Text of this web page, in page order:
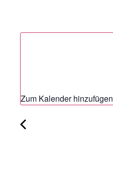
Zum Kalender hinzufügen